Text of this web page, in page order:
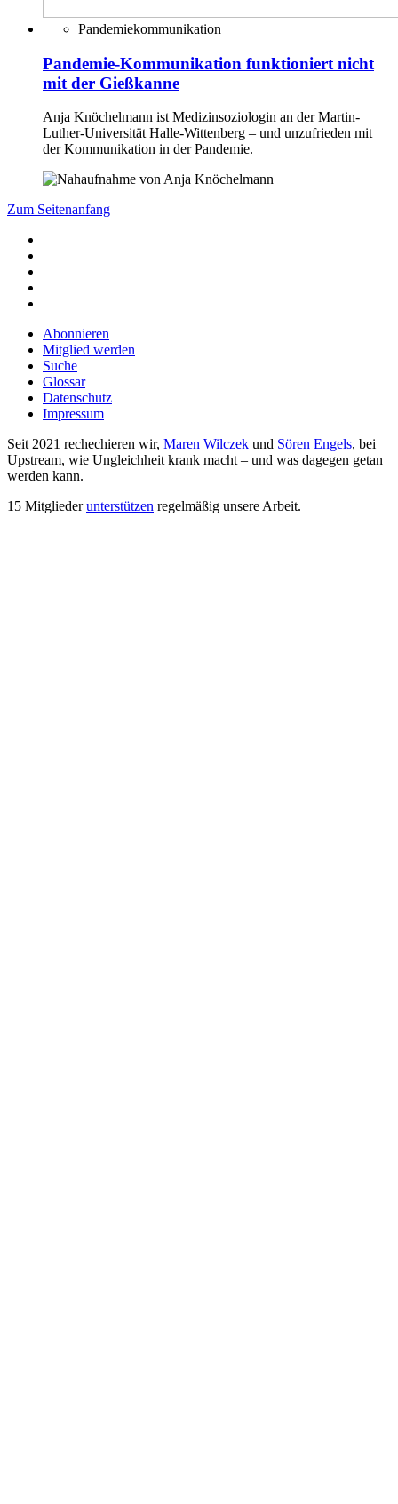
Pandemiekommunikation
Pandemie-Kommunikation funktioniert nicht
mit der Gießkanne
Anja Knöchelmann ist Medizinsoziologin an der Martin-
Luther-Universität Halle-Wittenberg – und unzufrieden mit
der Kommunikation in der Pandemie.
Zum Seitenanfang
Abonnieren
Mitglied werden
Suche
Glossar
Datenschutz
Impressum
Seit 2021 rechechieren wir, Maren Wilczek und Sören Engels, bei
Upstream, wie Ungleichheit krank macht – und was dagegen getan
werden kann.
15 Mitgliederunterstützen regelmäßig unsere Arbeit.